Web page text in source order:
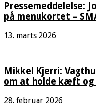
Pressemeddelelse:
på menukortet –
13. marts 2026
Mikkel Kjerri:
om at holde kæft
28. februar 2026